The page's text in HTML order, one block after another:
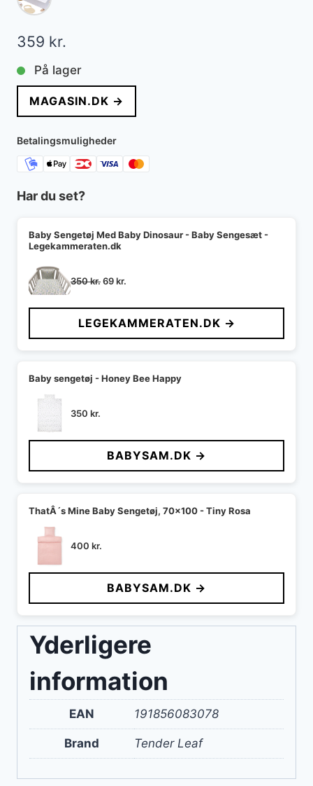
359 kr.
På lager
MAGASIN.DK →
Betalingsmuligheder
Har du set?
Baby Sengetøj Med Baby Dinosaur - Baby Sengesæt -
Legekammeraten.dk
350kr.Den
pris
var:
350 kr..
69kr.
pris
er:
69 kr..
LEGEKAMMERATEN.DK →
Baby sengetøj - Honey Bee Happy
350 kr.
BABYSAM.DK →
ThatÂ´s Mine Baby Sengetøj, 70x100 - Tiny Rosa
400 kr.
BABYSAM.DK →
Yderligere
information
EAN 191856083078
Brand Tender Leaf